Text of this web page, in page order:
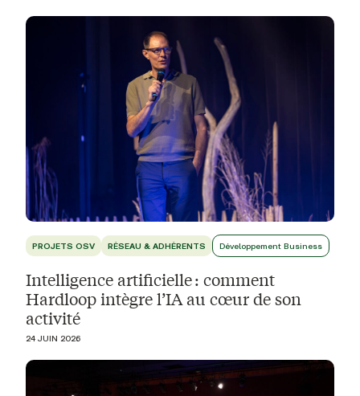
PROJETS OSV RÉSEAU & ADHÉRENTS Développement Business
Intelligence artificielle : comment
Hardloop intègre l’IA au cœur de son
activité
24 JUIN 2026